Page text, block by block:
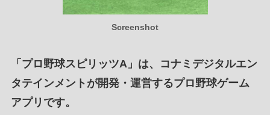
Screenshot
「 プロ野球スピリッツA」は、
コナミデジタルエン
タテインメントが開発・運営するプロ野球ゲーム
アプリ です。